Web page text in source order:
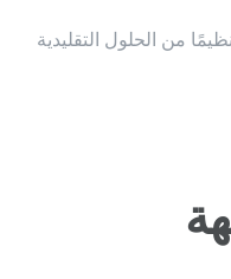
من الحلول التقليدية